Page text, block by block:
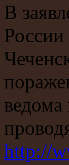
В
России
http://